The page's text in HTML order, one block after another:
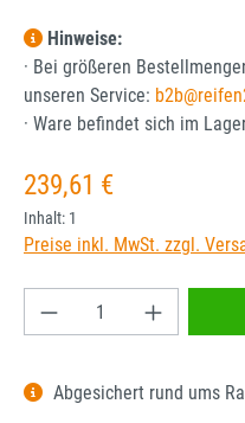
Hinweise:
· Bei größeren
unseren Service:
· Ware befindet sich im
Regulärer Preis:
239,61 €
Inhalt: 1
Preise inkl. MwSt. zzgl.
Produkt Anzahl:
Abgesichert rund ums